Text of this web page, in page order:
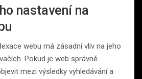
nastavení na
webu má zásadní vliv na jeho
Pokud je web správně
mezi výsledky vyhledávání a